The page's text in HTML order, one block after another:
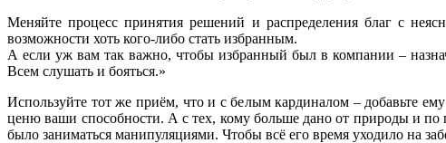
Меняйте процесс принятия решений и распределения благ с
возможности хоть кого-либо стать избранным.
А если уж вам так важно, чтобы избранный был в компании –
Всем слушать и бояться.»
Используйте тот же приём, что и с белым кардиналом – добавьте
ценю ваши способности. А с тех, кому больше дано от природы и по
было заниматься манипуляциями. Чтобы всё его время уходило на